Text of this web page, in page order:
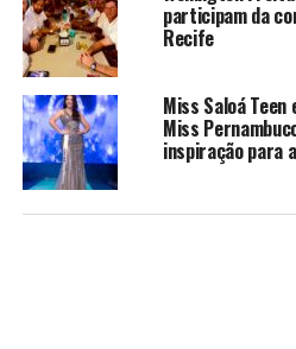
participam da
Recife
Miss Saloá
Miss
inspiração para